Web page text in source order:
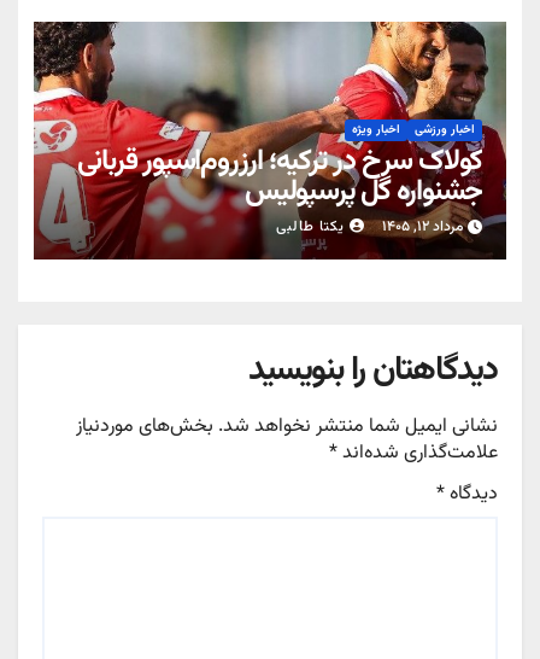
اخبار ورزشی اخبار ویژه
کولاک سرخ در ترکیه؛ ارزروم‌اسپور قربانی
جشنواره گل پرسپولیس
مرداد ۱۲, ۱۴۰۵ یکتا طالبی
دیدگاهتان را بنویسید
نشانی ایمیل شما منتشر نخواهد شد. بخش‌های موردنیاز
علامت‌گذاری شده‌اند*
دیدگاه*